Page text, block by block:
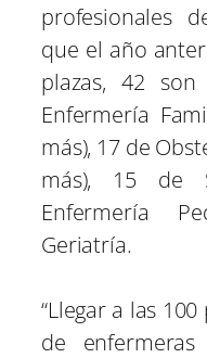
profesionales
que el año
plazas, 42
Enfermería
más), 17 de
más), 15 de
Enfermería
Geriatría.
“Llegar a las
de